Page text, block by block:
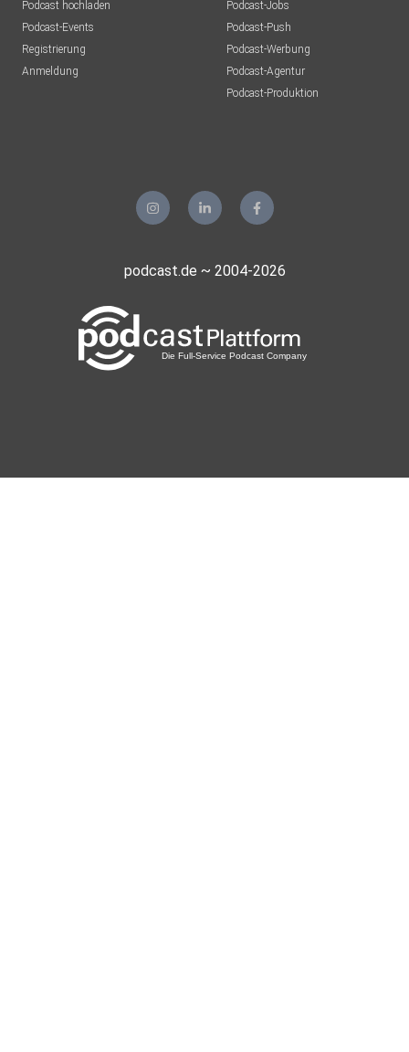
Podcast hochladen
Podcast-Events
Registrierung
Anmeldung
Podcast-Jobs
Podcast-Push
Podcast-Werbung
Podcast-Agentur
Podcast-Produktion
podcast.de ~ 2004-2026